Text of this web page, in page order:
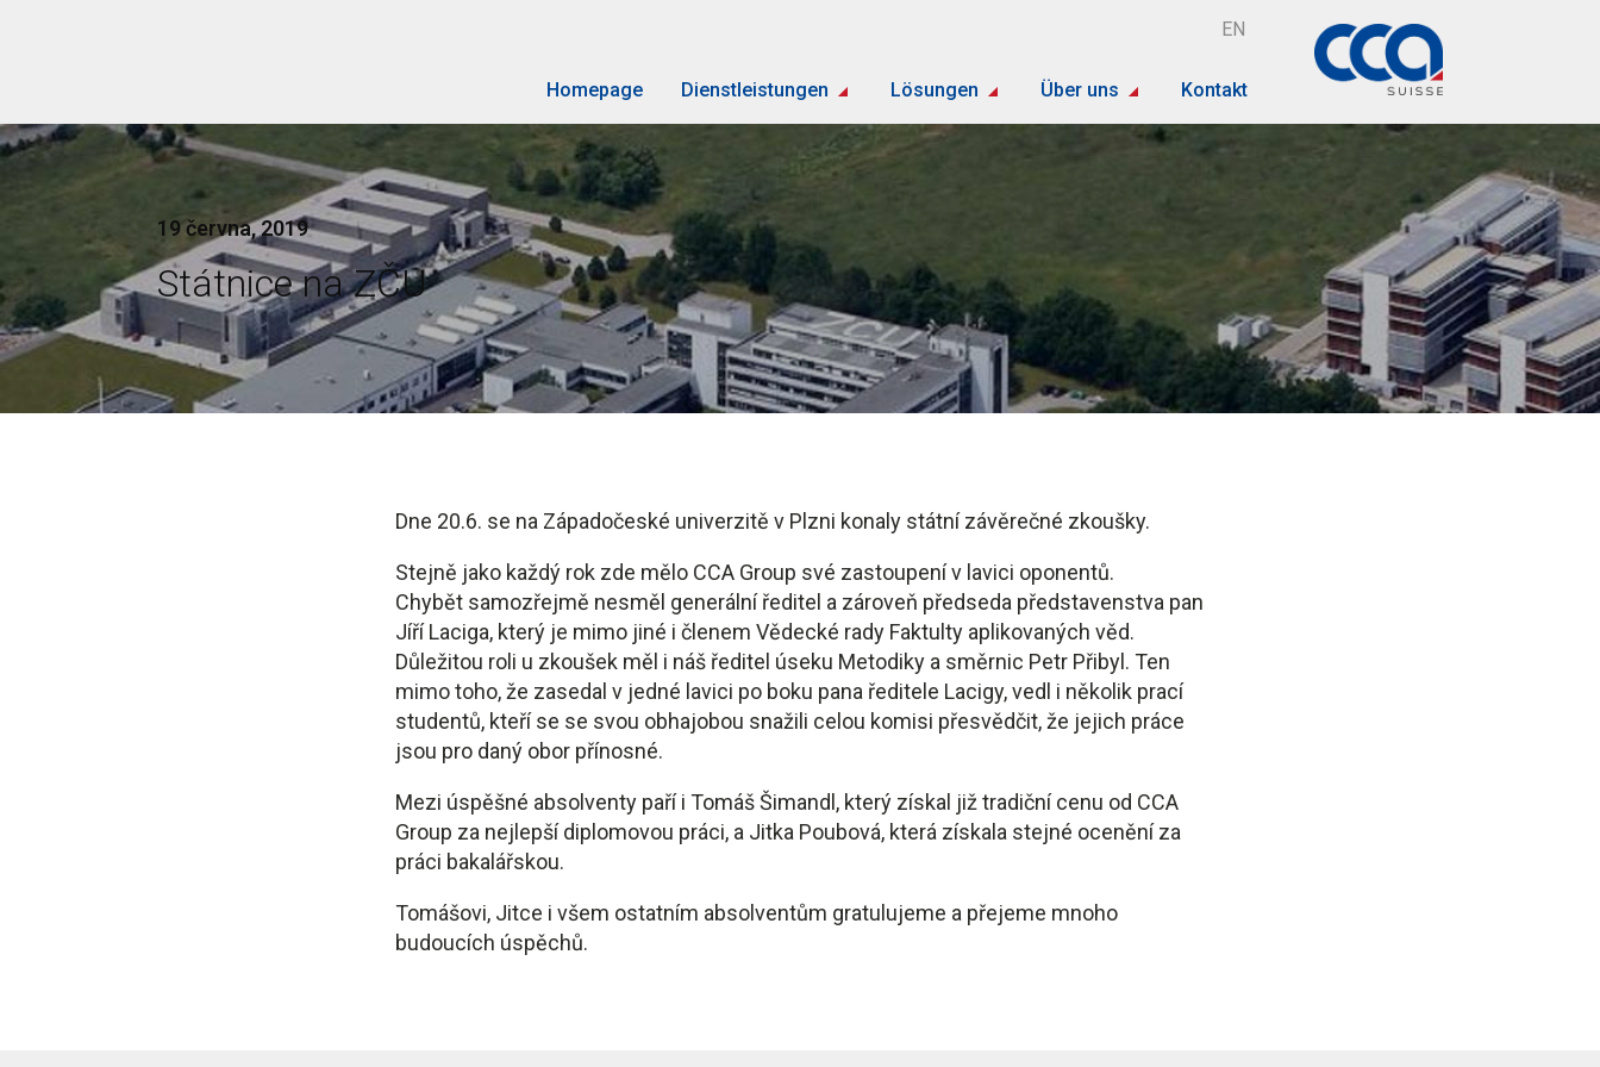
EN
Homepage Dienstleistungen Lösungen Über uns Kontakt
19 června, 2019
Státnice na ZČU
Dne 20.6. se na Západočeské univerzitě v Plzni konaly státní závěrečné zkoušky.
Stejně jako každý rok zde mělo CCA Group své zastoupení v lavici oponentů.
Chybět samozřejmě nesměl generální ředitel a zároveň předseda představenstva pan
Jíří Laciga, který je mimo jiné i členem Vědecké rady Faktulty aplikovaných věd.
Důležitou roli u zkoušek měl i náš ředitel úseku Metodiky a směrnic Petr Přibyl. Ten
mimo toho, že zasedal v jedné lavici po boku pana ředitele Lacigy, vedl i několik prací
studentů, kteří se se svou obhajobou snažili celou komisi přesvědčit, že jejich práce
jsou pro daný obor přínosné.
Mezi úspěšné absolventy paří i Tomáš Šimandl, který získal již tradiční cenu od CCA
Group za nejlepší diplomovou práci, a Jitka Poubová, která získala stejné ocenění za
práci bakalářskou.
Tomášovi, Jitce i všem ostatním absolventům gratulujeme a přejeme mnoho
budoucích úspěchů.